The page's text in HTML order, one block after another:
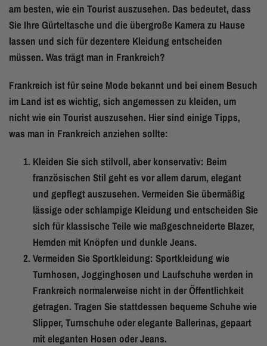
am besten, wie ein Tourist auszusehen. Das bedeutet, dass
Sie Ihre Gürteltasche und die übergroße Kamera zu Hause
lassen und sich für dezentere Kleidung entscheiden
müssen. Was trägt man in Frankreich?
Frankreich ist für seine Mode bekannt und bei einem Besuch
im Land ist es wichtig, sich angemessen zu kleiden, um
nicht wie ein Tourist auszusehen. Hier sind einige Tipps,
was man in Frankreich anziehen sollte:
Kleiden Sie sich stilvoll, aber konservativ: Beim
französischen Stil geht es vor allem darum, elegant
und gepflegt auszusehen. Vermeiden Sie übermäßig
lässige oder schlampige Kleidung und entscheiden Sie
sich für klassische Teile wie maßgeschneiderte Blazer,
Hemden mit Knöpfen und dunkle Jeans.
Vermeiden Sie Sportkleidung: Sportkleidung wie
Turnhosen, Jogginghosen und Laufschuhe werden in
Frankreich normalerweise nicht in der Öffentlichkeit
getragen. Tragen Sie stattdessen bequeme Schuhe wie
Slipper, Turnschuhe oder elegante Ballerinas, gepaart
mit eleganten Hosen oder Jeans.